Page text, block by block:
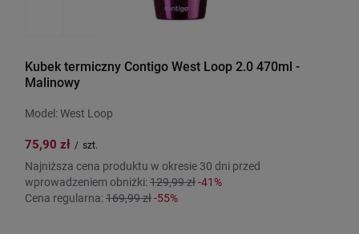
Kubek termiczny Contigo West Loop 2.0 470ml -
Malinowy
Model: West Loop
75,90 zł / szt.
Najniższa cena produktu w okresie 30 dni przed
wprowadzeniem obniżki:129,99 zł-41%
Cena regularna:169,99 zł-55%